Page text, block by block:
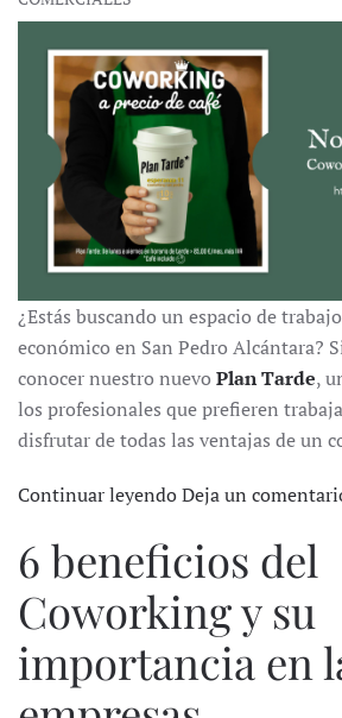
¿Estás buscando un espacio de
económico en San Pedro Alcántara?
conocer nuestro nuevo Plan Tarde,
los profesionales que prefieren
disfrutar de todas las ventajas de un
Continuar leyendoDeja un
6 beneficios del
Coworking y su
importancia en